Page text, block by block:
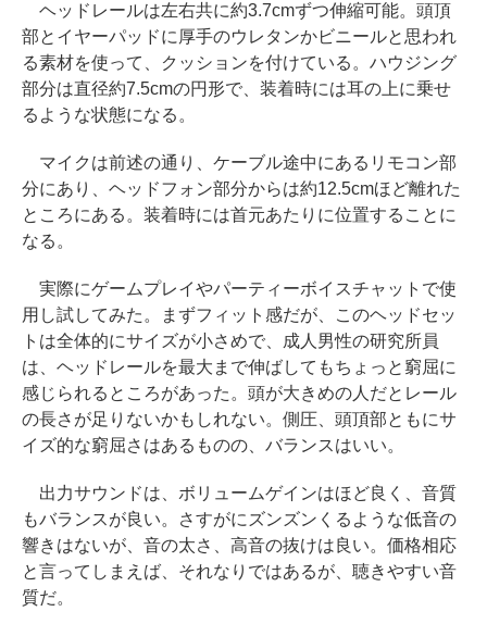
ヘッドレールは左右共に約3.7cmずつ伸縮可能。頭頂
部とイヤーパッドに厚手のウレタンかビニールと思われ
る素材を使って、クッションを付けている。ハウジング
部分は直径約7.5cmの円形で、装着時には耳の上に乗せ
るような状態になる。
マイクは前述の通り、ケーブル途中にあるリモコン部
分にあり、ヘッドフォン部分からは約12.5cmほど離れた
ところにある。装着時には首元あたりに位置することに
なる。
実際にゲームプレイやパーティーボイスチャットで使
用し試してみた。まずフィット感だが、このヘッドセッ
トは全体的にサイズが小さめで、成人男性の研究所員
は、ヘッドレールを最大まで伸ばしてもちょっと窮屈に
感じられるところがあった。頭が大きめの人だとレール
の長さが足りないかもしれない。側圧、頭頂部ともにサ
イズ的な窮屈さはあるものの、バランスはいい。
出力サウンドは、ボリュームゲインはほど良く、音質
もバランスが良い。さすがにズンズンくるような低音の
響きはないが、音の太さ、高音の抜けは良い。価格相応
と言ってしまえば、それなりではあるが、聴きやすい音
質だ。